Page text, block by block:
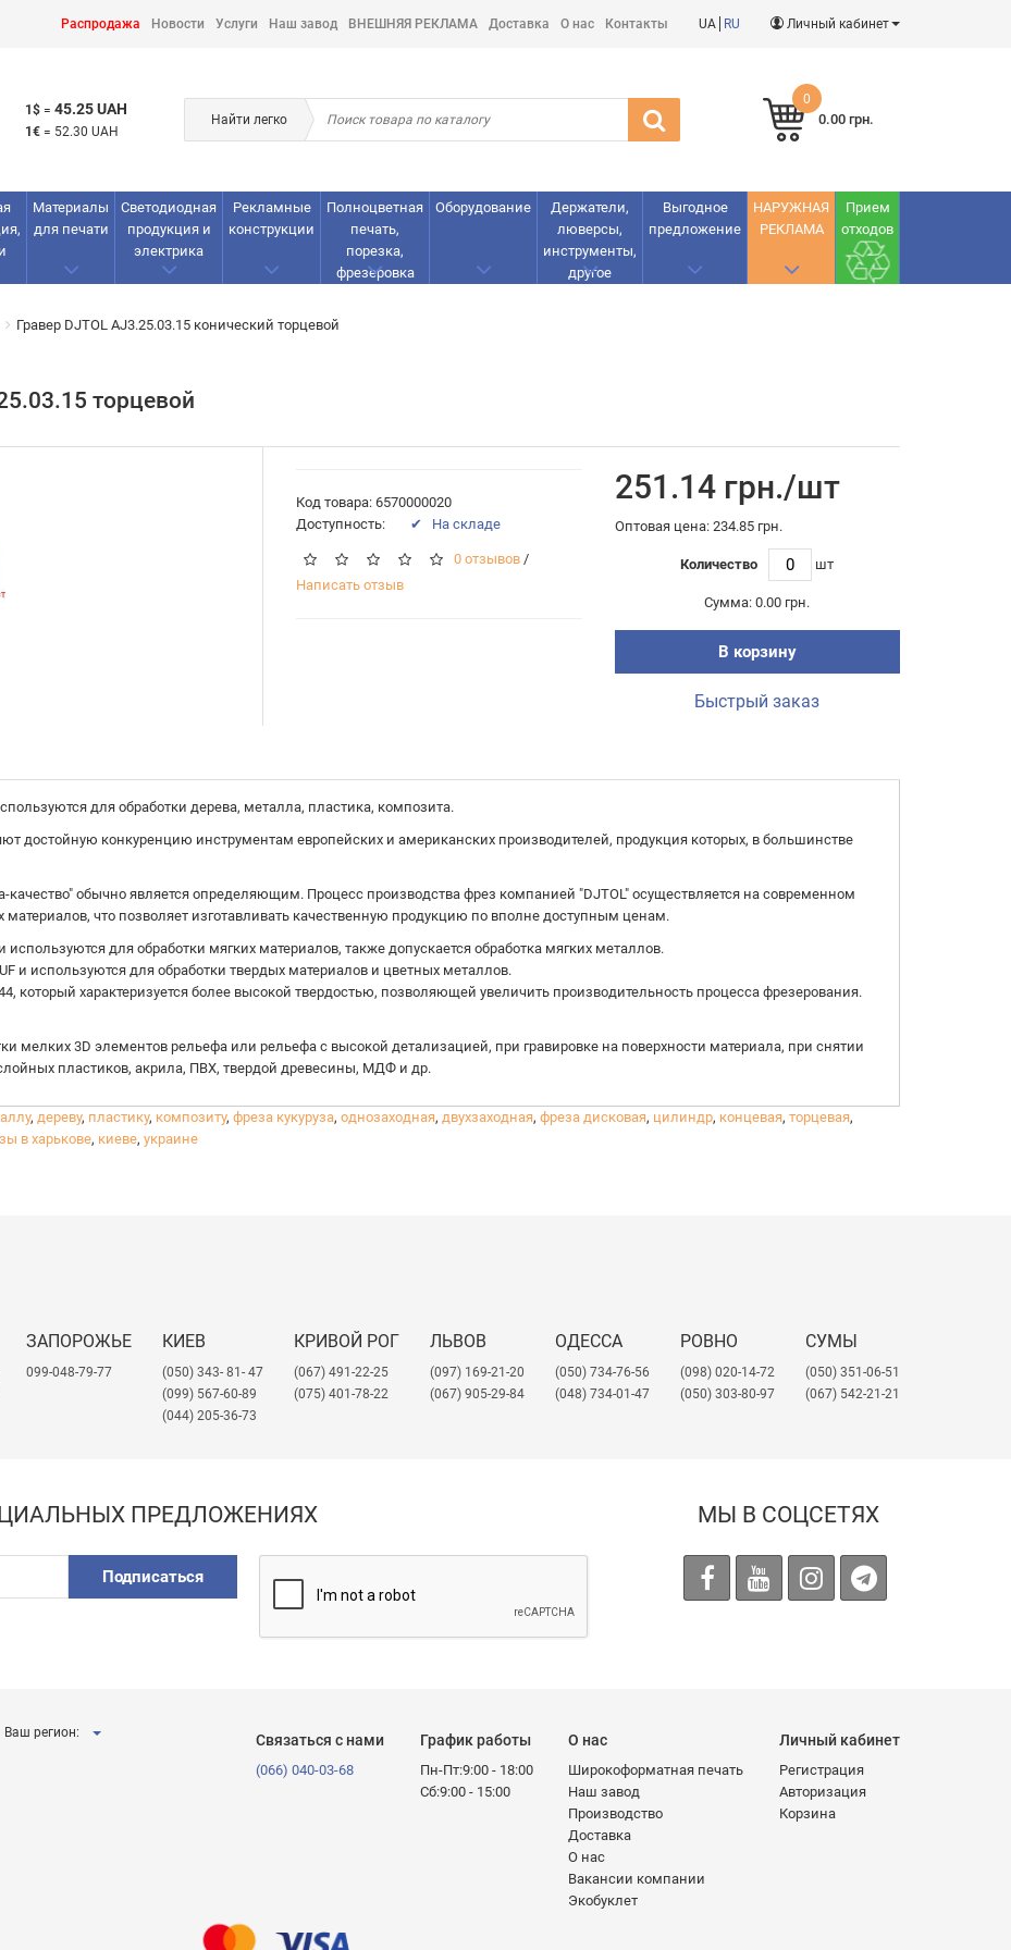
Распродажа Новости Услуги Наш завод ВНЕШНЯЯ РЕКЛАМА Доставка О нас Контакты UA RU Личный кабинет
1$ = 45.25 UAH
1€ = 52.30 UAH
Найти легко
0
0.00 грн.
Материалы
для печати
Светодиодная
продукция и
электрика
Рекламные
конструкции
Полноцветная
печать,
порезка,
фрезеровка
Оборудование
Держатели,
люверсы,
инструменты,
другое
Выгодное
предложение
НАРУЖНАЯ
РЕКЛАМА
Прием
отходов
Гравер DJTOL AJ3.25.03.15 конический торцевой
торцевой
Код товара: 6570000020
Доступность:
✔ На складе
0 отзывов /
Написать отзыв
251.14 грн./шт
Оптовая цена: 234.85 грн.
Количество шт
Сумма: 0.00 грн.
В корзину
Быстрый заказ
для обработки дерева, металла, пластика, композита.
достойную конкуренцию инструментам европейских и американских производителей, продукция которых, в большинстве
обычно является определяющим. Процесс производства фрез компанией "DJTOL" осуществляется на современном
что позволяет изготавливать качественную продукцию по вполне доступным ценам.
для обработки мягких материалов, также допускается обработка мягких металлов.
и используются для обработки твердых материалов и цветных металлов.
который характеризуется более высокой твердостью, позволяющей увеличить производительность процесса фрезерования.
мелких 3D элементов рельефа или рельефа с высокой детализацией, при гравировке на поверхности материала, при снятии
пластиков, акрила, ПВХ, твердой древесины, МДФ и др.
для обработки мелких 3D элементов рельефа или рельефа с высокой детализацией. Применяют для обработки
и др.
, дереву, пластику, композиту, фреза кукуруза, однозаходная, двухзаходная, фреза дисковая, цилиндр, концевая, торцевая,
в харькове, киеве, украине
ЗАПОРОЖЬЕ
099-048-79-77
КИЕВ
(050) 343- 81- 47
(099) 567-60-89
(044) 205-36-73
КРИВОЙ РОГ
(067) 491-22-25
(075) 401-78-22
ЛЬВОВ
​(097) 169-21-20
(067) 905-29-84
ОДЕССА
(050) 734-76-56
(048) 734-01-47
РОВНО
(098) 020-14-72
(050) 303-80-97
СУМЫ
(050) 351-06-51
(067) 542-21-21
ПРЕДЛОЖЕНИЯХ
Подписаться
МЫ В СОЦСЕТЯХ
Ваш регион: Связаться с нами
(066) 040-03-68
График работы
Пн-Пт:9:00 - 18:00
Сб:9:00 - 15:00
О нас
Широкоформатная печать
Наш завод
Производство
Доставка
О нас
Вакансии компании
Экобуклет
Личный кабинет
Регистрация
Авторизация
Корзина